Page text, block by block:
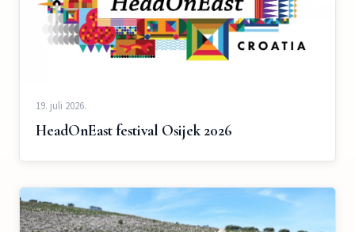
19. juli 2026.
HeadOnEast festival Osijek 2026